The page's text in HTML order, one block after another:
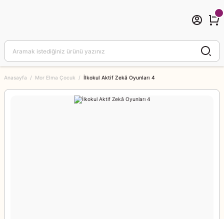
Anasayfa Mor Elma Çocuk İlkokul Aktif Zekâ Oyunları 4